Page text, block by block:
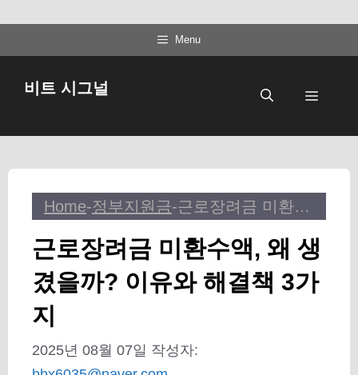
텐
뛰
Menu
비트 시그널 메
Home-정부지원금- 근로장려금 미환수액, 왜 생겼을까? 이유와 해결책 3가지
근로장려금 미환수액, 왜 생
겼을까? 이유와 해결책 3가
지
2025년 08월 07일 작성자: